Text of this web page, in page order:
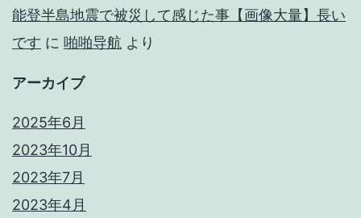
能登半島地震で被災して感じた事【画像大量】長い
です に 啪啪导航 より
アーカイブ
2025年6月
2023年10月
2023年7月
2023年4月